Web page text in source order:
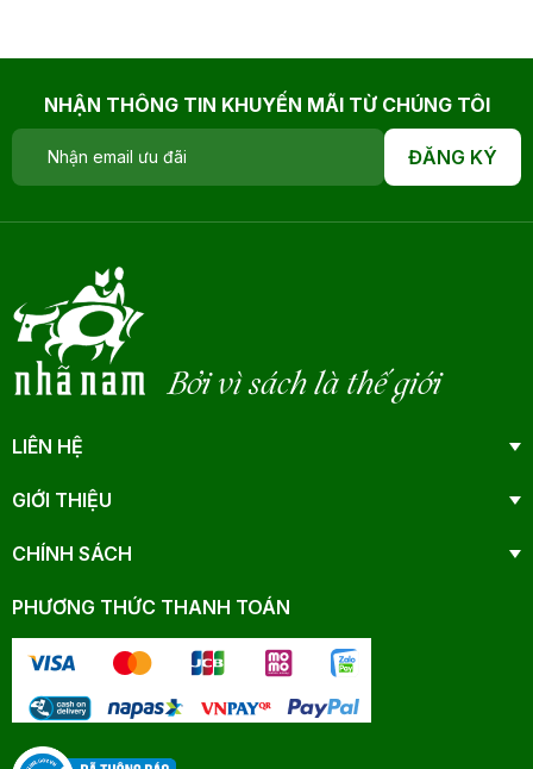
NHẬN THÔNG TIN KHUYẾN MÃI TỪ CHÚNG TÔI
ĐĂNG KÝ
Bởi vì sách là thế giới
LIÊN HỆ
GIỚI THIỆU
CHÍNH SÁCH
PHƯƠNG THỨC THANH TOÁN